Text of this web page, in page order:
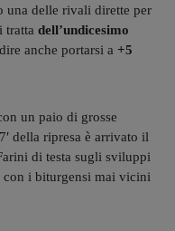
una delle rivali dirette per
tratta dell’undicesimo
anche portarsi a +5
un paio di grosse
della ripresa è arrivato il
di testa sugli sviluppi
i biturgensi mai vicini